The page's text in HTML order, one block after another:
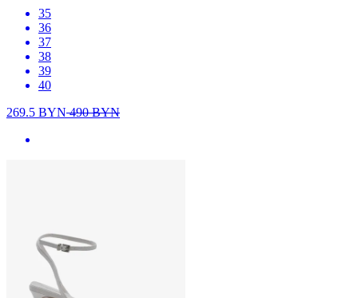
35
36
37
38
39
40
269.5 BYN490BYN